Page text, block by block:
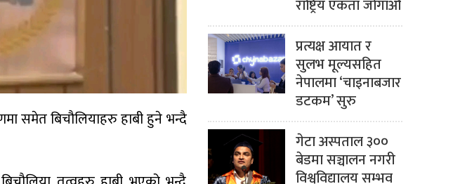
समेत बिचौलियाहरु हाबी हुने भन्दै
राष्ट्रिय एकता जोगाऔँ
प्रत्यक्ष आयात र
सुलभ मूल्यसहित
नेपालमा ‘चाइनाबजार
डटकम’ सुरु
गेटा अस्पताल ३००
बेडमा सञ्चालन नगरी
विश्वविद्यालय सम्भव